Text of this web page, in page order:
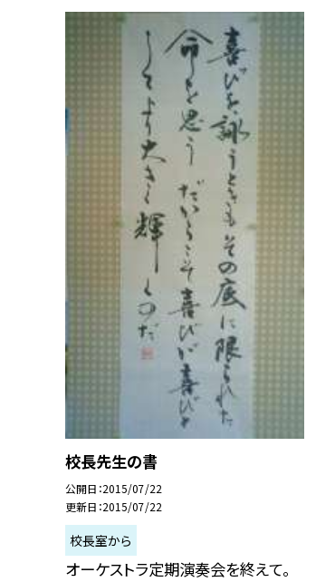
校長先生の書
公開日 2015/07/22
更新日 2015/07/22
校長室から
オーケストラ定期演奏会を終えて。